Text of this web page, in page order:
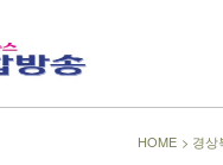
HOME > 경상